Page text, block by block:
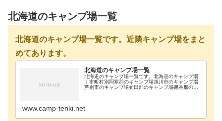
北海道のキャンプ場一覧
北海道のキャンプ場一覧です。近隣キャンプ場をまと
めてあります。
北海道のキャンプ場一覧
北海道のキャンプ場一覧です。北海道のキャンプ場
｜市町村別阿寒郡のキャンプ場旭川市のキャンプ場
芦別市のキャンプ場虻田郡のキャンプ場磯谷郡のキ
www.camp-tenki.net